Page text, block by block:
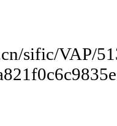
sific/VAP/